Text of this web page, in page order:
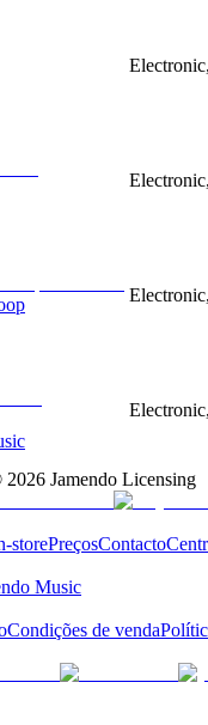
2026 Jamendo Licensing
storePreçosContacto
Music
Condições de venda